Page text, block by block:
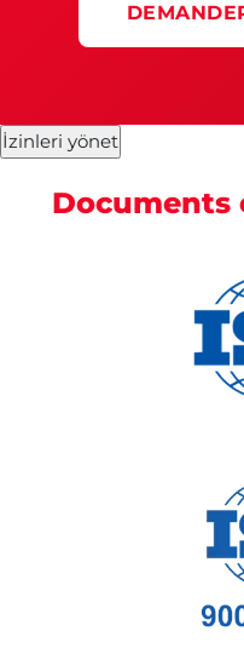
İzinleri yönet
Documents